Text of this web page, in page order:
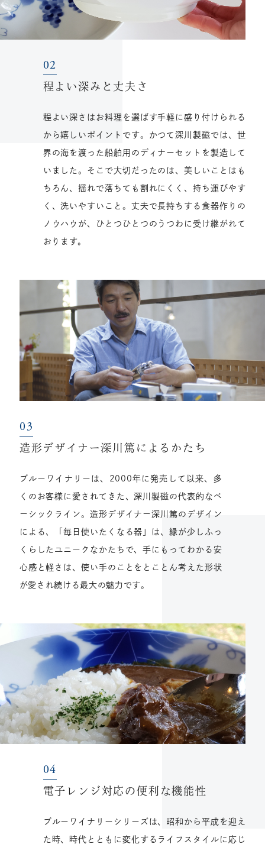
程よい深みと丈夫さ
程よい深さはお料理を選ばす手軽に盛り付けられる
から嬉しいポイントです。かつて深川製磁では、世
界の海を渡った船舶用のディナーセットを製造して
いました。そこで大切だったのは、美しいことはも
ちろん、揺れで落ちても割れにくく、持ち運びやす
く、洗いやすいこと。丈夫で長持ちする食器作りの
ノウハウが、ひとつひとつのうつわに受け継がれて
おります。
造形デザイナー深川篤によるかたち
ブルーワイナリーは、2000年に発売して以来、多
くのお客様に愛されてきた、深川製磁の代表的なベ
ーシックライン。造形デザイナー深川篤のデザイン
による、「毎日使いたくなる器」は、縁が少しふっ
くらしたユニークなかたちで、手にもってわかる安
心感と軽さは、使い手のことをとことん考えた形状
が愛され続ける最大の魅力です。
電子レンジ対応の便利な機能性
ブルーワイナリーシリーズは、昭和から平成を迎え
た時、時代とともに変化するライフスタイルに応じ